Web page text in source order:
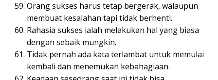
Orang sukses harus tetap bergerak, walaupun
membuat kesalahan tapi tidak berhenti.
Rahasia sukses ialah melakukan hal yang biasa
dengan sebaik mungkin.
Tidak pernah ada kata terlambat untuk memulai
kembali dan menemukan kebahagiaan.